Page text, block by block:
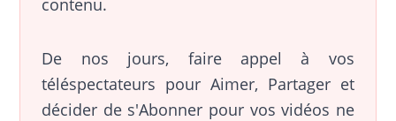
contenu.
De nos jours, faire appel à vos
téléspectateurs pour Aimer, Partager et
décider de s'Abonner pour vos vidéos ne